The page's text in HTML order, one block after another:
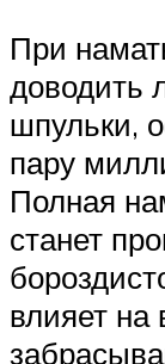
При
доводить
шпульки,
пару
Полная
станет
влияет на